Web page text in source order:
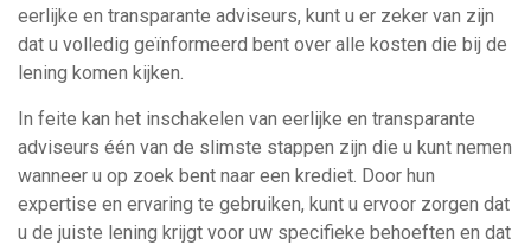
eerlijke en transparante adviseurs, kunt u er zeker van zijn
dat u volledig geïnformeerd bent over alle kosten die bij de
lening komen kijken.
In feite kan het inschakelen van eerlijke en transparante
adviseurs één van de slimste stappen zijn die u kunt nemen
wanneer u op zoek bent naar een krediet. Door hun
expertise en ervaring te gebruiken, kunt u ervoor zorgen dat
u de juiste lening krijgt voor uw specifieke behoeften en dat